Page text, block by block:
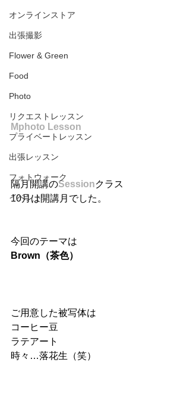
オンラインストア
出張撮影
Flower & Green
Food
Photo
リクエストレッスン
プライベートレッスン
出張レッスン
フォトウォーク
イベント
Mphoto Lesson
隔月開講のSessionクラス
10月は開講月でした。
今回のテーマは
Brown（茶色）
ご用意した被写体は
コーヒー豆
ラテアート
時々…落花生（笑）